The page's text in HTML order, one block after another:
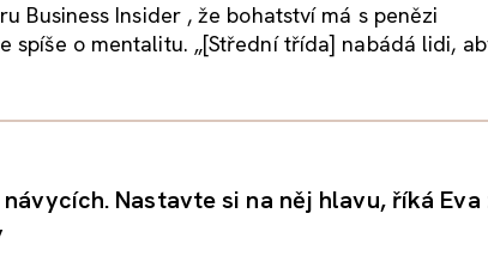
Business Insider , že bohatství má s penězi
spíše o mentalitu. „[Střední třída] nabádá lidi,
Nastavte si na něj hlavu, říká Eva